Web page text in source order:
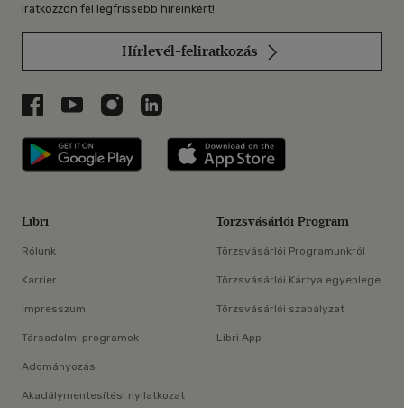
Iratkozzon fel legfrissebb híreinkért!
Hírlevél-feliratkozás
Libri a Facebookon
Libri a Youtube-on
Libri az Instagramon
Libri a LinkedInen
Libri applikáció Szerezd meg: Google
Libri
Rólunk
Karrier
Impresszum
Társadalmi programok
Adományozás
Akadálymentesítési nyilatkozat
Törzsvásárlói Program
Törzsvásárlói Programunkról
Törzsvásárlói Kártya egyenlege
Törzsvásárlói szabályzat
Libri App